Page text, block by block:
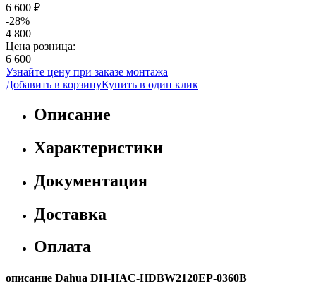
6 600 ₽
-28%
4 800
Цена розница:
6 600
Узнайте цену при заказе монтажа
Добавить в корзинуКупить в один клик
Описание
Характеристики
Документация
Доставка
Оплата
описание Dahua DH-HAC-HDBW2120EP-0360B